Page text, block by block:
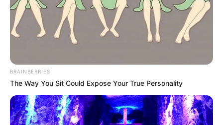
BRAINBERRIES
The Way You Sit Could Expose Your True Personality